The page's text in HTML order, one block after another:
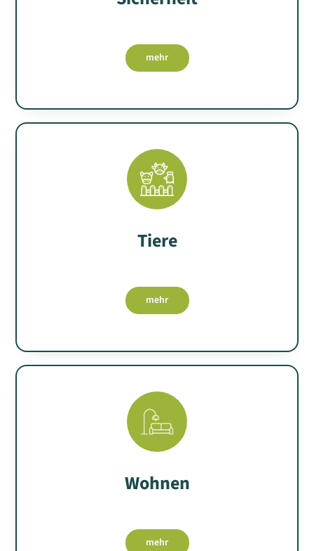
mehr
Tiere
mehr
Wohnen
mehr